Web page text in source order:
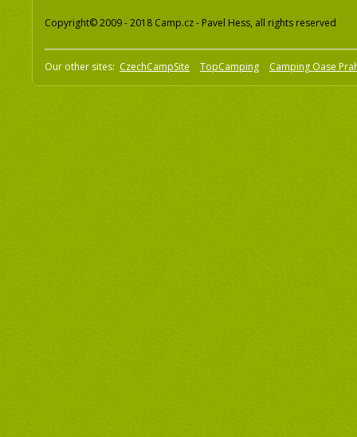
Copyright© 2009 - 2018 Camp.cz - Pavel Hess, all rights reserved
Our other sites: CzechCampSite TopCamping Camping Oase